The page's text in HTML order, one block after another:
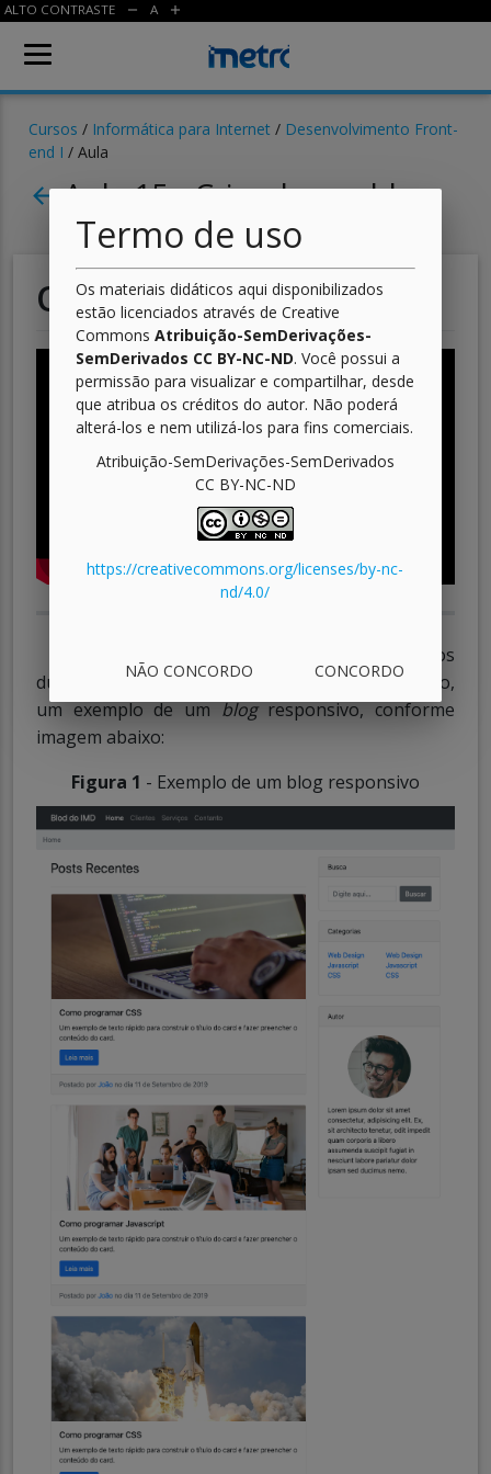
Termo de uso
Os materiais didáticos aqui disponibilizados
estão licenciados através de Creative
Commons Atribuição-SemDerivações-
SemDerivados CC BY-NC-ND. Você possui a
permissão para visualizar e compartilhar, desde
que atribua os créditos do autor. Não poderá
alterá-los e nem utilizá-los para fins comerciais.
Atribuição-SemDerivações-SemDerivados
CC BY-NC-ND
https://creativecommons.org/licenses/by-nc-
nd/4.0/
CONCORDO
NÃO CONCORDO
ALTO CONTRASTE remove A add
Cursos / Informática para Internet/ Desenvolvimento Front-
end I / Aula
arrow_backAula 15 - Criando um blog
O que vamos fazer?
Nesta aula, iremos praticar os conceitos vistos
durante o curso. Para isso, iremos criar, do zero,
um exemplo de umblogresponsivo, conforme
imagem abaixo:
Figura 1 - Exemplo de um blog responsivo